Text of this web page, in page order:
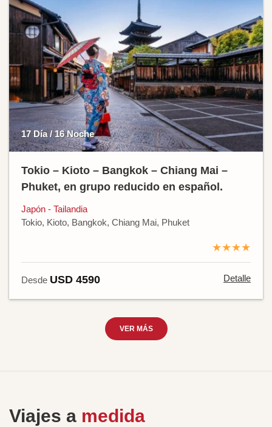
17 Día / 16 Noche
Tokio – Kioto – Bangkok – Chiang Mai –
Phuket, en grupo reducido en español.
Japón - Tailandia
Tokio, Kioto, Bangkok, Chiang Mai, Phuket
★★★★
Desde USD 4590 Detalle
VER MÁS
Viajes a medida